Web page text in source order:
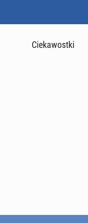
Ciekawostki